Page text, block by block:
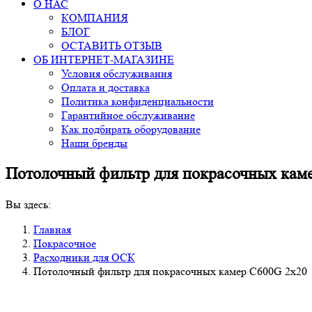
О НАС
КОМПАНИЯ
БЛОГ
ОСТАВИТЬ ОТЗЫВ
ОБ ИНТЕРНЕТ-МАГАЗИНЕ
Условия обслуживания
Оплата и доставка
Политика конфиденциальности
Гарантийное обслуживание
Как подбирать оборудование
Наши бренды
Потолочный фильтр для покрасочных
Вы здесь:
Главная
Покрасочное
Расходники для ОСК
Потолочный фильтр для покрасочных камер С600G 2х20